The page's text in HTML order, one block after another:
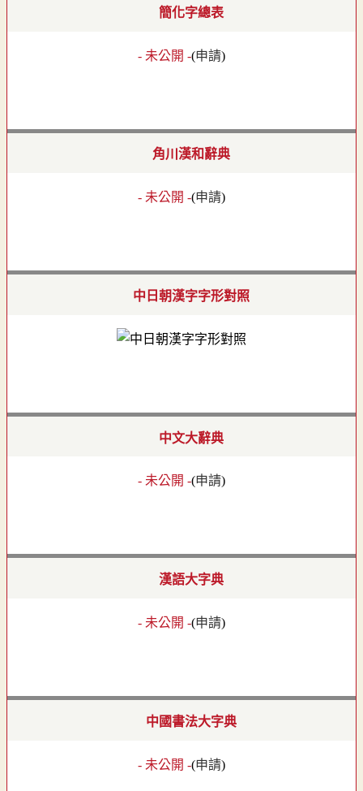
簡化字總表
- 未公開 -(申請)
角川漢和辭典
- 未公開 -(申請)
中日朝漢字字形對照
中文大辭典
- 未公開 -(申請)
漢語大字典
- 未公開 -(申請)
中國書法大字典
- 未公開 -(申請)